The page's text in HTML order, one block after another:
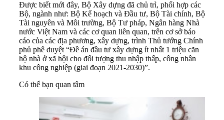
Được biết mới đây, Bộ Xây dựng đã chủ trì, phối hợp các
Bộ, ngành như: Bộ Kế hoạch và Đầu tư, Bộ Tài chính, Bộ
Tài nguyên và Môi trường, Bộ Tư pháp, Ngân hàng Nhà
nước Việt Nam và các cơ quan liên quan, trên cơ sở báo
cáo của các địa phương, xây dựng, trình Thủ tướng Chính
phủ phê duyệt “Đề án đầu tư xây dựng ít nhất 1 triệu căn
hộ nhà ở xã hội cho đối tượng thu nhập thấp, công nhân
khu công nghiệp (giai đoạn 2021-2030)”.
Có thể bạn quan tâm